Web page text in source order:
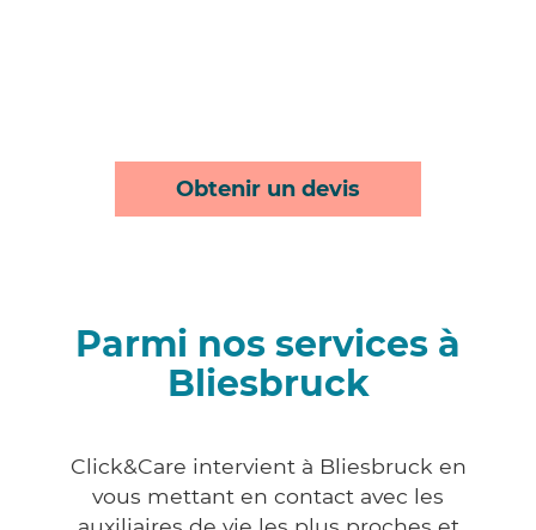
Obtenir un devis
Parmi nos services à
Bliesbruck
Click&Care intervient à Bliesbruck en
vous mettant en contact avec les